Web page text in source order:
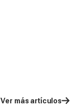
Ver más artículos